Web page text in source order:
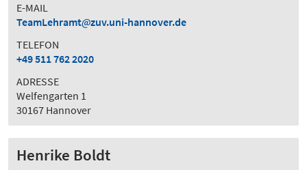
E-MAIL
TeamLehramt
zuv.uni-hannover.de
TELEFON
+49 511 762 2020
ADRESSE
Welfengarten 1
30167 Hannover
Henrike Boldt